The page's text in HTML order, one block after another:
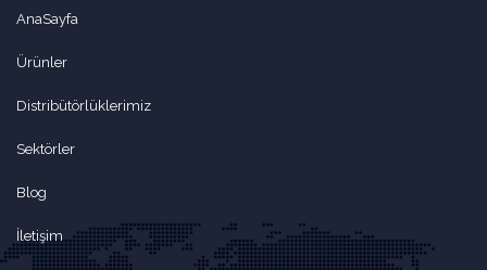
AnaSayfa
Ürünler
Distribütörlüklerimiz
Sektörler
Blog
İletişim